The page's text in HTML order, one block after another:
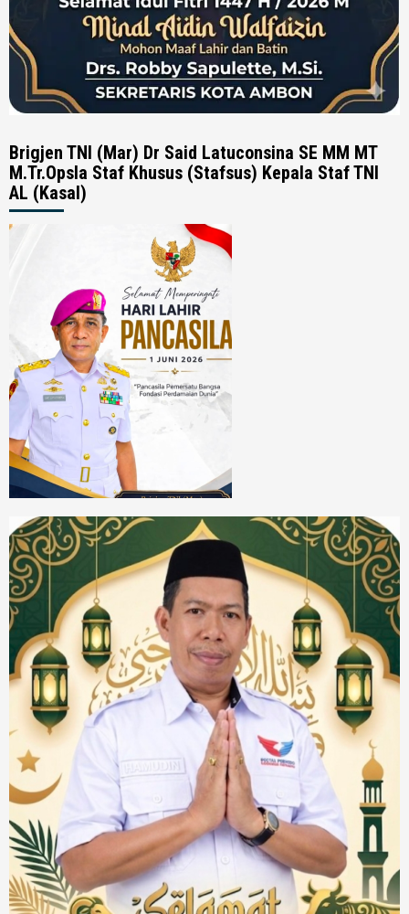
Brigjen TNI (Mar) Dr Said Latuconsina SE MM MT
M.Tr.Opsla Staf Khusus (Stafsus) Kepala Staf TNI
AL (Kasal)